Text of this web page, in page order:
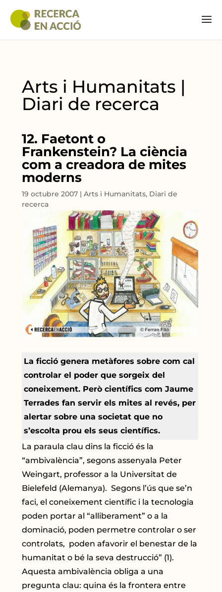
Arts i Humanitats |
Diari de recerca
12. Faetont o
Frankenstein? La ciència
com a creadora de mites
moderns
19 octubre 2007 |Arts i Humanitats, Diari de
recerca
La ficció genera metàfores sobre com cal
controlar el poder que sorgeix del
coneixement. Però científics com Jaume
Terrades fan servir els mites al revés, per
alertar sobre una societat que no
s’escolta prou els seus científics.
La paraula clau dins la ficció és la
“ambivalència”, segons assenyala Peter
Weingart, professor a la Universitat de
Bielefeld (Alemanya). Segons l’ús que se’n
faci, el coneixement científic i la tecnologia
poden portar al “alliberament” o a la
dominació, poden permetre controlar o ser
controlats, poden afavorir el benestar de la
humanitat o bé la seva destrucció” (1).
Aquesta ambivalència obliga a una
pregunta clau: quina és la frontera entre